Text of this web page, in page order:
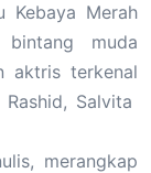
Kebaya Merah
muda
aktris terkenal
Salvita
merangkap